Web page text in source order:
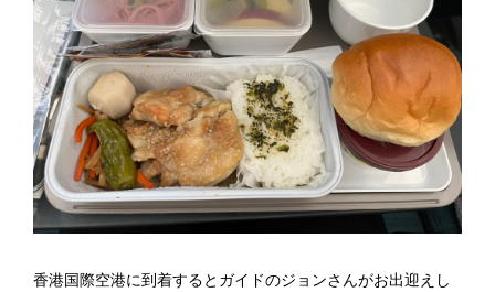
香港国際空港に到着するとガイドのジョンさんがお出迎えし